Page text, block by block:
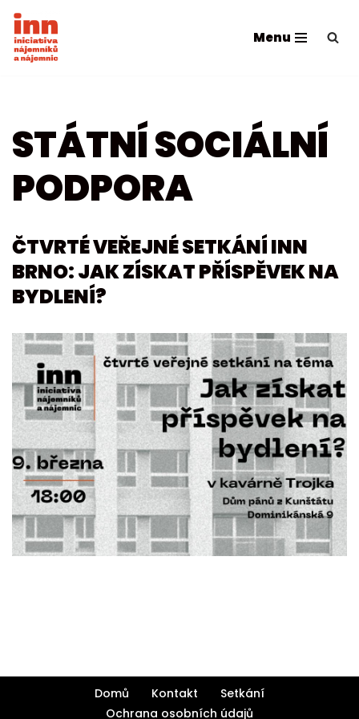
Přeskočit
na
Menu
STÁTNÍ SOCIÁLNÍ
PODPORA
ČTVRTÉ VEŘEJNÉ SETKÁNÍ INN
BRNO: JAK ZÍSKAT PŘÍSPĚVEK NA
BYDLENÍ?
Domů Kontakt
Setkání
Ochrana osobních údajů